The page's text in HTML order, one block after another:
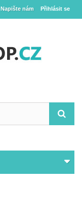
Přihlásit se
Napište nám